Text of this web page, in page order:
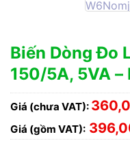
Biến Dòng Đo
150/5A, 5VA
Giá (chưa VAT):
Giá (gồm VAT):